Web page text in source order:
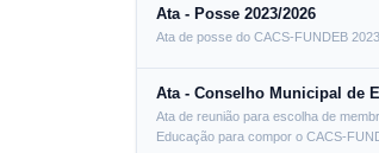
Ata - Posse 2023/2026
Ata de posse do CACS-FUNDEB
Ata - Conselho Municipal de
Ata de reunião para escolha de
Educação para compor o CACS-